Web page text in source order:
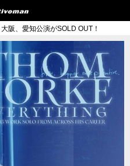
阪、愛知公演がSOLD OUT！